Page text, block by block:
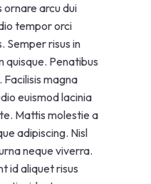
arcu dui
tempor orci
Semper risus in
quisque. Penatibus
magna
euismod lacinia
Mattis molestie a
adipiscing. Nisl
neque viverra.
id aliquet risus